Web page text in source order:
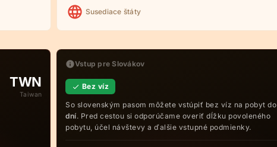
Susediace štáty
TWN
Taiwan
Vstup pre Slovákov
Bez víz
So slovenským pasom môžete vstúpiť bez víz na pobyt do
dní. Pred cestou si odporúčame overiť dĺžku povoleného
pobytu, účel návštevy a ďalšie vstupné podmienky.